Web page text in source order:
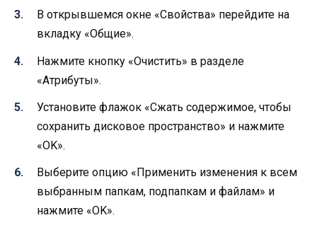
В открывшемся окне «Свойства» перейдите на
вкладку «Общие».
Нажмите кнопку «Очистить» в разделе
«Атрибуты».
Установите флажок «Сжать содержимое, чтобы
сохранить дисковое пространство» и нажмите
«OK».
Выберите опцию «Применить изменения к всем
выбранным папкам, подпапкам и файлам» и
нажмите «OK».